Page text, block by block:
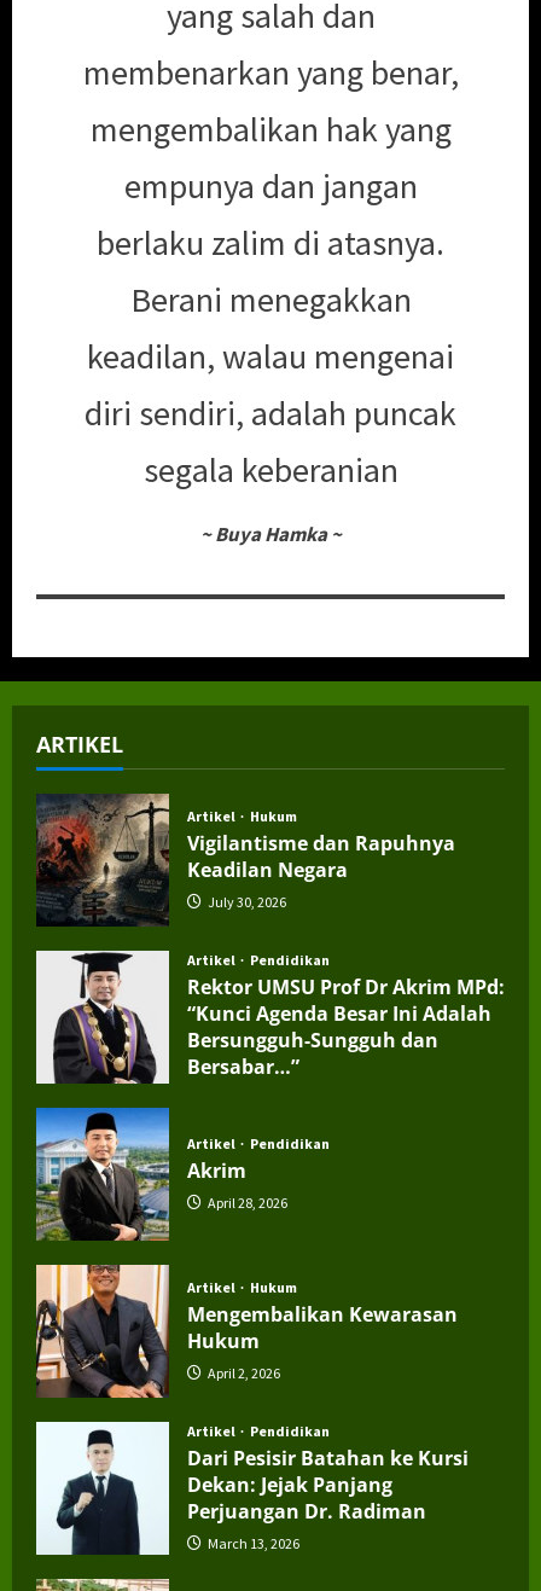
yang salah dan
membenarkan yang benar,
mengembalikan hak yang
empunya dan jangan
berlaku zalim di atasnya.
Berani menegakkan
keadilan, walau mengenai
diri sendiri, adalah puncak
segala keberanian
~ Buya Hamka ~
ARTIKEL
Artikel Hukum
Vigilantisme dan Rapuhnya
Keadilan Negara
July 30, 2026
Artikel Pendidikan
Rektor UMSU Prof Dr Akrim MPd:
“Kunci Agenda Besar Ini Adalah
Bersungguh-Sungguh dan
Bersabar…”
Artikel Pendidikan
Akrim
April 28, 2026
Artikel Hukum
Mengembalikan Kewarasan
Hukum
April 2, 2026
Artikel Pendidikan
Dari Pesisir Batahan ke Kursi
Dekan: Jejak Panjang
Perjuangan Dr. Radiman
March 13, 2026